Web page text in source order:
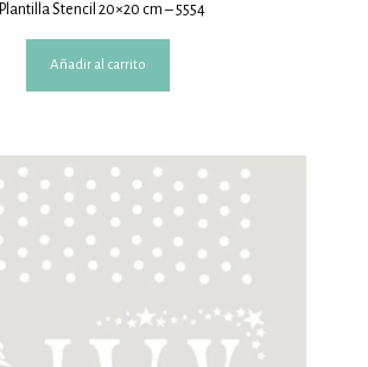
Plantilla Stencil 20×20 cm – 5554
Añadir al carrito